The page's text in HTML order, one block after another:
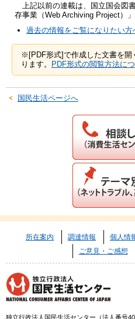
上記以前の連載は、国立国会図
存事業（Web Archiving Project）
過去の情報をご覧になりたい方
※[PDF形式]で作成した文書を開
ります。 PDF形式の閲覧方法に
国民生活ページへ
所在案内 調達情報 個人情
ご意見・ご感想
独立行政法人国民生活センター（法人番号